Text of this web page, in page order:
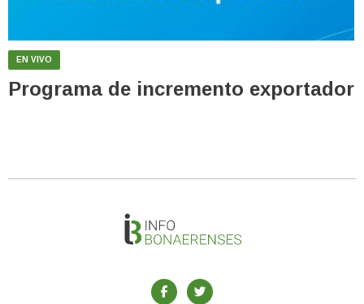
EN VIVO
Programa de incremento exportador